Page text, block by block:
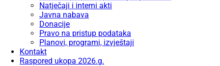
Natječaji i interni akti
Javna nabava
Donacije
Pravo na pristup podataka
Planovi, programi, izvještaji
Kontakt
Raspored ukopa 2026.g.